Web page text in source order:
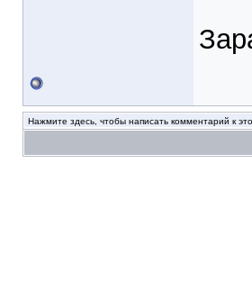
Нажмите здесь, чтобы написать комментарий к